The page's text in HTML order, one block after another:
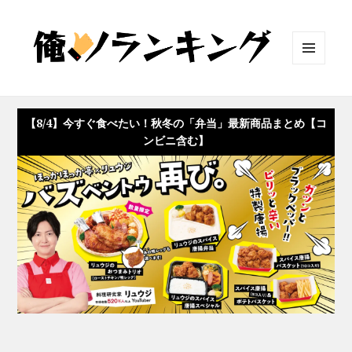
ット
【8/4】今すぐ食べたい！秋冬の「弁当」最新商品まとめ【コ
ンビニ含む】